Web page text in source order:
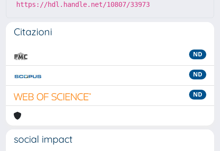
https://hdl.handle.net/10807/33973
Citazioni
ND
ND
ND
social impact